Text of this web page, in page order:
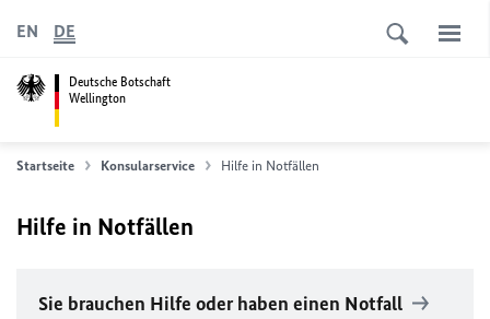
Deutsche Botschaft
Wellington
EN DE
Startseite Konsularservice Hilfe in Notfällen
Hilfe in Notfällen
Sie brauchen Hilfe oder haben einen Notfall